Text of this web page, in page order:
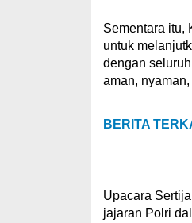
Sementara itu,
untuk
dengan
aman,
BERITA
Upacara
jajaran Polri